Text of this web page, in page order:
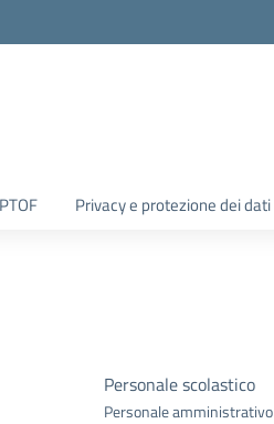
PTOF Privacy e protezione dei dati
Personale scolastico
Personale amministrativo